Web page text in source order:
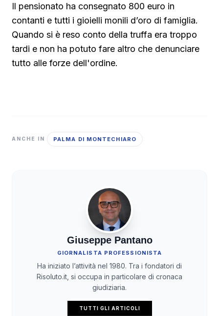
Il pensionato ha consegnato 800 euro in
contanti e tutti i gioielli monili d’oro di famiglia.
Quando si è reso conto della truffa era troppo
tardi e non ha potuto fare altro che denunciare
tutto alle forze dell'ordine.
ANCHE IN PALMA DI MONTECHIARO
Giuseppe Pantano
GIORNALISTA PROFESSIONISTA
Ha iniziato l’attività nel 1980. Tra i fondatori di
Risoluto.it, si occupa in particolare di cronaca
giudiziaria.
TUTTI GLI ARTICOLI